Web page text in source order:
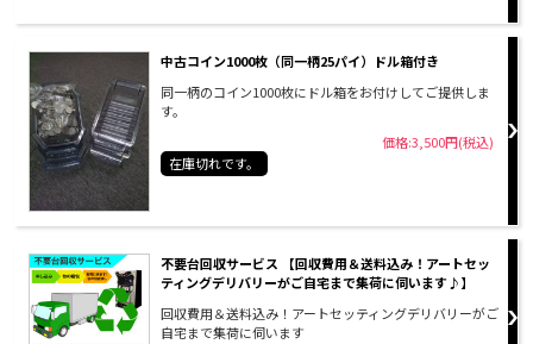
中古コイン1000枚（同一柄25パイ）ドル箱付き
同一柄のコイン1000枚にドル箱をお付けしてご提供しま
す。
価格:3,500円(税込)
在庫切れです。
不要台回収サービス 【回収費用＆送料込み！アートセッ
ティングデリバリーがご自宅まで集荷に伺います♪】
回収費用＆送料込み！アートセッティングデリバリーがご
自宅まで集荷に伺います